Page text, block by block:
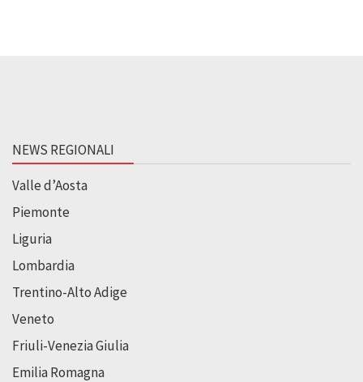
NEWS REGIONALI
Valle d’Aosta
Piemonte
Liguria
Lombardia
Trentino-Alto Adige
Veneto
Friuli-Venezia Giulia
Emilia Romagna